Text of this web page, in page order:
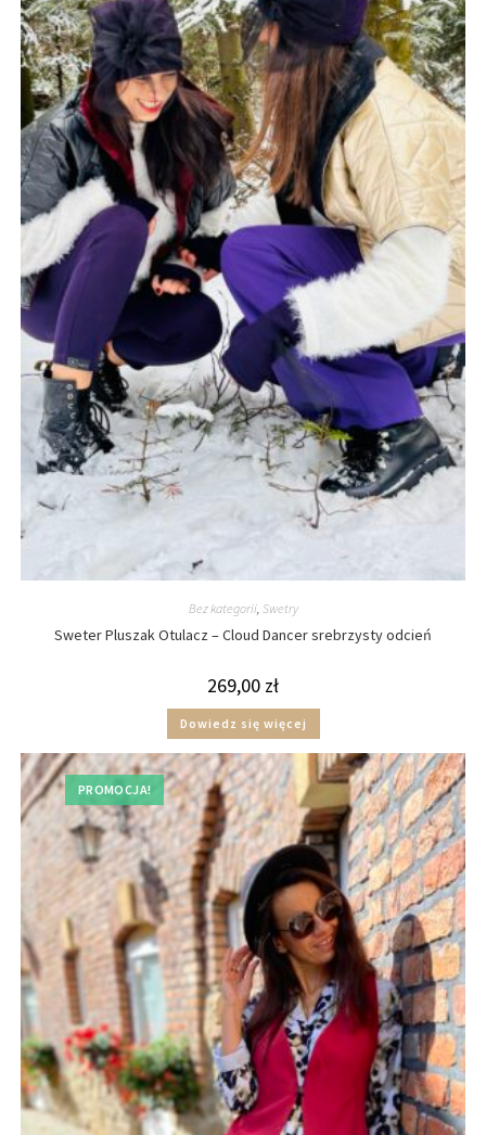
Bez kategorii, Swetry
Sweter Pluszak Otulacz – Cloud Dancer srebrzysty odcień
269,00 zł
Dowiedz się więcej
PROMOCJA!